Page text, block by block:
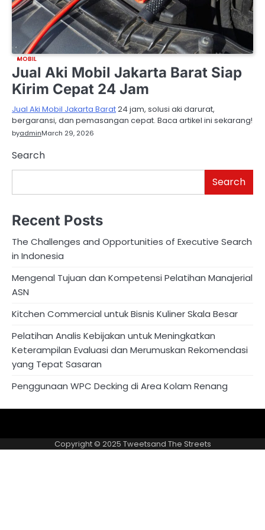
MOBIL
Jual Aki Mobil Jakarta Barat Siap
Kirim Cepat 24 Jam
Jual Aki Mobil Jakarta Barat24 jam, solusi aki darurat,
bergaransi, dan pemasangan cepat. Baca artikel ini sekarang!
byadminMarch 29, 2026
Search
Search
Recent Posts
The Challenges and Opportunities of Executive Search
in Indonesia
Mengenal Tujuan dan Kompetensi Pelatihan Manajerial
ASN
Kitchen Commercial untuk Bisnis Kuliner Skala Besar
Pelatihan Analis Kebijakan untuk Meningkatkan
Keterampilan Evaluasi dan Merumuskan Rekomendasi
yang Tepat Sasaran
Penggunaan WPC Decking di Area Kolam Renang
US
Policy
Copyright © 2025 Tweetsand The Streets